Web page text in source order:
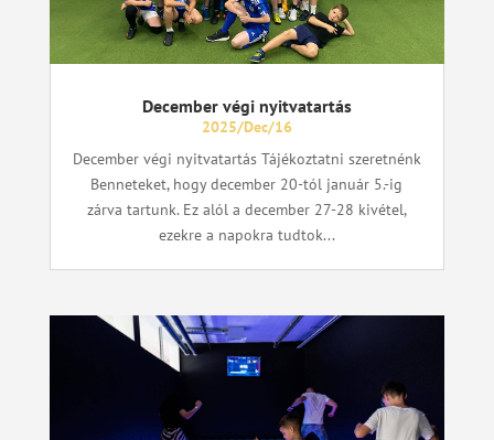
December végi nyitvatartás
2025/Dec/16
December végi nyitvatartás Tájékoztatni szeretnénk
Benneteket, hogy december 20-tól január 5.-ig
zárva tartunk. Ez alól a december 27-28 kivétel,
ezekre a napokra tudtok...